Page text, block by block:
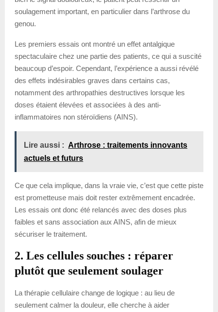
soulagement important, en particulier dans l’arthrose du
genou.
Les premiers essais ont montré un effet antalgique
spectaculaire chez une partie des patients, ce qui a suscité
beaucoup d’espoir. Cependant, l’expérience a aussi révélé
des effets indésirables graves dans certains cas,
notamment des arthropathies destructives lorsque les
doses étaient élevées et associées à des anti-
inflammatoires non stéroïdiens (AINS).
Lire aussi : Arthrose : traitements innovants
actuels et futurs
Ce que cela implique, dans la vraie vie, c’est que cette piste
est prometteuse mais doit rester extrêmement encadrée.
Les essais ont donc été relancés avec des doses plus
faibles et sans association aux AINS, afin de mieux
sécuriser le traitement.
2. Les cellules souches : réparer
plutôt que seulement soulager
La thérapie cellulaire change de logique : au lieu de
seulement calmer la douleur, elle cherche à aider